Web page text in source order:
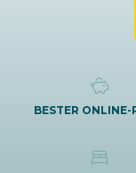
BESTER ONLINE-